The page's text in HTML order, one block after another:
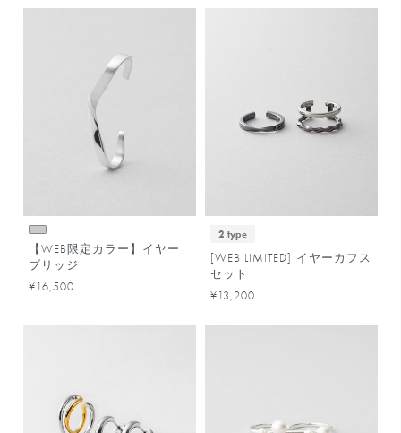
【WEB限定カラー】イヤー
ブリッジ
¥16,500
2 type
[WEB LIMITED] イヤーカフス
セット
¥13,200